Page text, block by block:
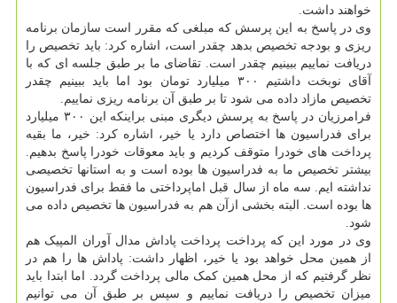
خواهند داشت.
وی در پاسخ به این پرسش که مبلغی که مقرر است سازمان برنامه
ریزی و بودجه تخصیص بدهد چقدر است، اشاره کرد: باید تخصیص را
دریافت نماییم ببینیم چقدر است. تقاضای ما بر طبق جلسه ای که با
آقای نوبخت داشتیم ۳۰۰ میلیارد تومان بود اما باید ببینیم چقدر
تخصیص مازاد داده می شود تا بر طبق آن برنامه ریزی نماییم.
فرامرزیان در پاسخ به پرسش دیگری مبنی براینکه این ۳۰۰ میلیارد
برای فدراسیون ها اختصاص دارد یا خیر، اشاره کرد: خیر، ما بقیه
پرداخت های خودرا متوقف کردیم و باید معوقات خودرا پاسخ بدهیم.
بیشتر تخصیص ما به فدراسیون ها بوده است و به استانها تخصیصی
نداشته ایم. سه ماه از سال قبل اماپرداختی ما فقط برای فدراسیون
ها بوده است. البته بخشی ازآن هم به فدراسیون ها تخصیص داده می
شود.
وی در مورد این که پرداخت پرداخت پاداش مدال آوران المپیک هم
از همین محل خواهد بود یا خیر، اظهار داشت: پاداش ها را هم در
نظر گرفتیم که از محل همین کمک مالی پرداخت گردد. اما ابتدا باید
میزان تخصیص را دریافت نماییم و سپس بر طبق آن می توانیم